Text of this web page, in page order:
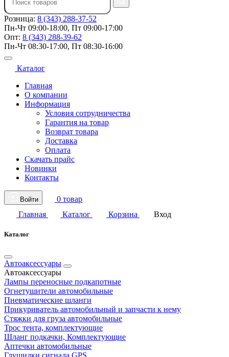
Розница: 8 (343) 288-37-52
Пн-Чт 09:00-18:00, Пт 09:00-17:00
Опт: 8 (343) 288-39-62
Пн-Чт 08:30-17:00, Пт 08:30-16:00
Каталог
Главная
О компании
Информация
Условия сотрудничества
Гарантия на товар
Возврат товара
Доставка
Оплата
Скачать прайс
Новинки
Контакты
Войти
0 товар
Главная
Каталог Корзина Вход
Каталог
Автоаксессуары
Автоаксессуары
Лампы переносные подкапотные
Огнетушители автомобильные
Пневматические шланги
Прикуриватель автомобильный и запчасти к нему
Стяжки для груза автомобильные
Трос тента, комплектующие
Шланг подкачки, Комплектующие
Аптечки автомобильные